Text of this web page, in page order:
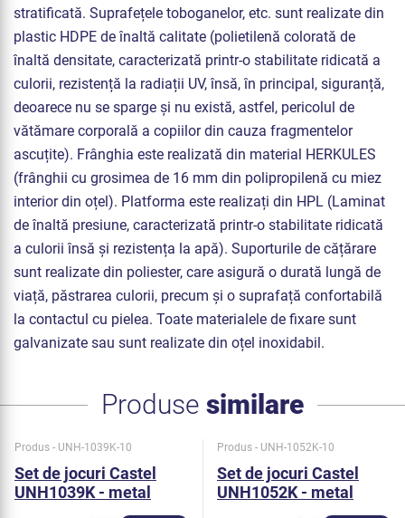
stratificată. Suprafețele toboganelor, etc. sunt realizate din
plastic HDPE de înaltă calitate (polietilenă colorată de
înaltă densitate, caracterizată printr-o stabilitate ridicată a
culorii, rezistență la radiații UV, însă, în principal, siguranță,
deoarece nu se sparge și nu există, astfel, pericolul de
vătămare corporală a copiilor din cauza fragmentelor
ascuțite). Frânghia este realizată din material HERKULES
(frânghii cu grosimea de 16 mm din polipropilenă cu miez
interior din oțel). Platforma este realizați din HPL (Laminat
de înaltă presiune, caracterizată printr-o stabilitate ridicată
a culorii însă și rezistența la apă). Suporturile de cățărare
sunt realizate din poliester, care asigură o durată lungă de
viață, păstrarea culorii, precum și o suprafață confortabilă
la contactul cu pielea. Toate materialele de fixare sunt
galvanizate sau sunt realizate din oțel inoxidabil.
Produse similare
Produs - UNH-1039K-10
Set de jocuri Castel
UNH1039K - metal
Produs - UNH-1052K-10
Set de jocuri Castel
UNH1052K - metal